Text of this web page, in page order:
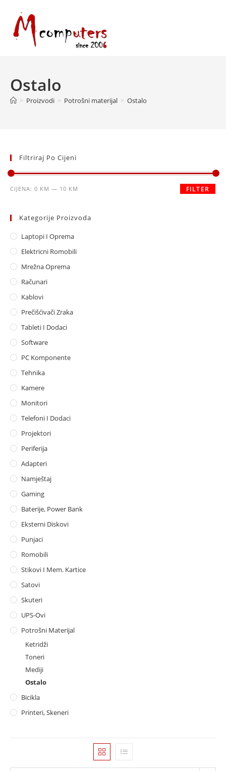
content
Ostalo
> Proizvodi > Potrošni materijal > Ostalo
Filtriraj Po Cijeni
Minimalna
Maksimalna
FILTER
CIJENA: 0 KM — 10 KM
Kategorije Proizvoda
Laptopi I Oprema
Elektricni Romobili
Mrežna Oprema
Računari
Kablovi
Prečišćivači Zraka
Tableti I Dodaci
Software
PC Komponente
Tehnika
Kamere
Monitori
Telefoni I Dodaci
Projektori
Periferija
Adapteri
Namještaj
Gaming
Baterije, Power Bank
Eksterni Diskovi
Punjaci
Romobili
Stikovi I Mem. Kartice
Satovi
Skuteri
UPS-Ovi
Potrošni Materijal
Ketridži
Toneri
Mediji
Ostalo
Bicikla
Printeri, Skeneri